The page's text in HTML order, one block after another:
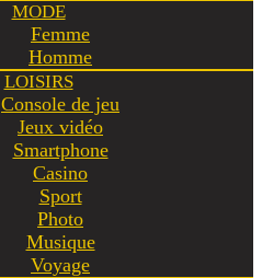
MODE
Femme
Homme
LOISIRS
Console de jeu
Jeux vidéo
Smartphone
Casino
Sport
Photo
Musique
Voyage